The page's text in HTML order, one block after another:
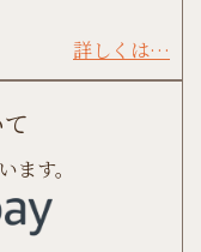
詳しくは…
す。